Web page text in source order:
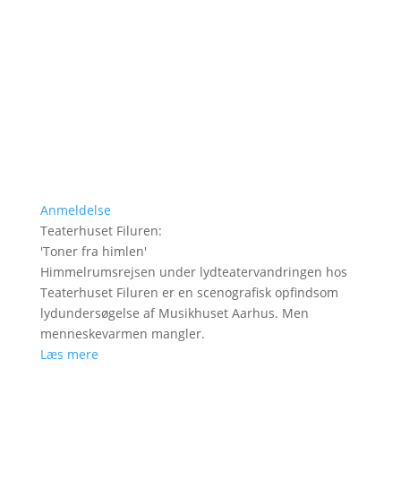
Anmeldelse
Teaterhuset Filuren:
'Toner fra himlen'
Himmelrumsrejsen under lydteatervandringen hos
Teaterhuset Filuren er en scenografisk opfindsom
lydundersøgelse af Musikhuset Aarhus. Men
menneskevarmen mangler.
Læs mere